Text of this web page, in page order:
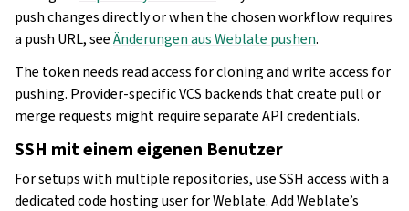
push changes directly or when the chosen workflow requires
a push URL, seeÄnderungen aus Weblate pushen.
The token needs read access for cloning and write access for
pushing. Provider-specific VCS backends that create pull or
merge requests might require separate API credentials.
SSH mit einem eigenen Benutzer
For setups with multiple repositories, use SSH access with a
dedicated code hosting user for Weblate. Add Weblate’s